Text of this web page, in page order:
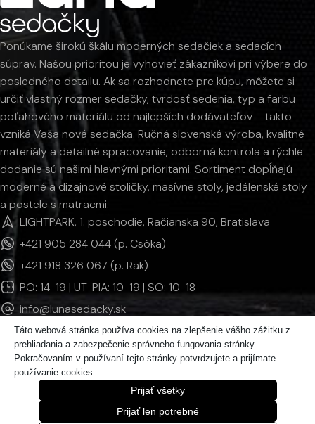
Ponúkame širokú škálu moderných sedačiek a sedacích
súprav. Našou prioritou je vyhovieť zákazníkovi pri výbere do
posledného detailu. Ak sa rozhodnete pre kúpu, môžete si
určiť vlastný rozmer sedačky, tvrdosť sedenia, typ a farbu
poťahového materiálu od najlepších dodávateľov – takto
vzniká Vaša nová sedačka. Ručná slovenská výroba, kvalitné
materiály a detailné spracovanie, odborná kontrola a rýchle
dodanie sú našimi hlavnými prioritami. Sortiment dopĺňajú
moderné a dizajnové stoličky, masívne stoly, jedálenské stoly
a postele s matracmi.
LIGHTPARK, 1. poschodie, Račianska 90, Bratislava
+421 905 284 044 (p. Csóka)
+421 918 326 067 (p. Rak)
PO: 14-19 | UT-PIA: 10-19 | SO: 10-18
info@lunasedacky.sk
INFORMÁCIE
KATEGÓRIE PRODUKTOV
© 2011 - 2026 LUNAsedačky | Všetky práva vyhradené.
Táto webová stránka používa cookies na zlepšenie vášho zážitku z
prehliadania a zabezpečenie správneho fungovania stránky.
Pokračovaním v používaní tejto stránky potvrdzujete a prijímate
používanie cookies.
Prijať všetky
Prijať len potrebné